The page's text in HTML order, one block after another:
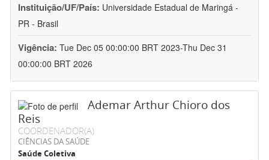
Instituição/UF/País: Universidade Estadual de Maringá -
PR - Brasil
Vigência: Tue Dec 05 00:00:00 BRT 2023-Thu Dec 31
00:00:00 BRT 2026
Ademar Arthur Chioro dos
Reis
COORDENADOR(A)
CIÊNCIAS DA SAÚDE
Saúde Coletiva